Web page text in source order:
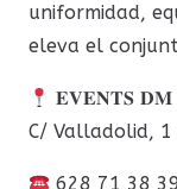
uniformidad,
eleva el
𝐄𝐕𝐄𝐍𝐓𝐒 𝐃𝐌
C/ Valladolid, 1
628 71 38